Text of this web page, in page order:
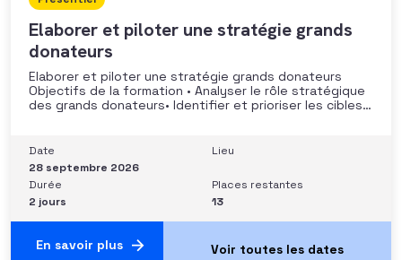
Elaborer et piloter une stratégie grands
donateurs
Elaborer et piloter une stratégie grands donateurs
Objectifs de la formation • Analyser le rôle stratégique
des grands donateurs• Identifier et prioriser les cibles à
parties prenantes• Construire un argumentaire
personnalisé et piloter le parcours
Date
28 septembre 2026
Lieu
Durée
2 jours
Places restantes
13
En savoir plus